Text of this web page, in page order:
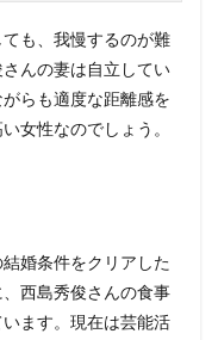
も、我慢するのが難
んの妻は自立してい
らも適度な距離感を
女性なのでしょう。
婚条件をクリアした
西島秀俊さんの食事
ます。現在は芸能活